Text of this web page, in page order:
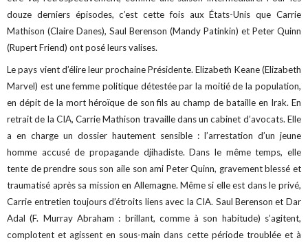
douze derniers épisodes, c’est cette fois aux États-Unis que Carrie
Mathison (Claire Danes), Saul Berenson (Mandy Patinkin) et Peter Quinn
(Rupert Friend) ont posé leurs valises.
Le pays vient d’élire leur prochaine Présidente. Elizabeth Keane (Elizabeth
Marvel) est une femme politique détestée par la moitié de la population,
en dépit de la mort héroïque de son fils au champ de bataille en Irak. En
retrait de la CIA, Carrie Mathison travaille dans un cabinet d’avocats. Elle
a en charge un dossier hautement sensible : l’arrestation d’un jeune
homme accusé de propagande djihadiste. Dans le même temps, elle
tente de prendre sous son aile son ami Peter Quinn, gravement blessé et
traumatisé après sa mission en Allemagne. Même si elle est dans le privé,
Carrie entretien toujours d’étroits liens avec la CIA. Saul Berenson et Dar
Adal (F. Murray Abraham : brillant, comme à son habitude) s’agitent,
complotent et agissent en sous-main dans cette période troublée et à